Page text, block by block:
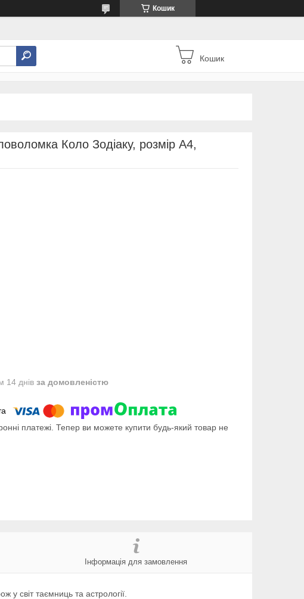
Кошик
Кошик
Коло Зодіаку, розмір А4,
14 днів за домовленістю
платежі. Тепер ви можете купити будь-який товар не
Інформація для замовлення
світ таємниць та астрології.